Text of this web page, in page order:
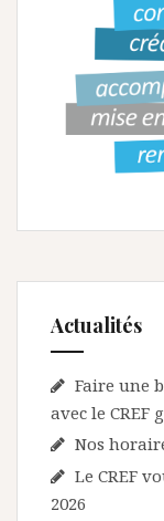
Actualités
Faire une
avec le CREF
Nos
Le CREF
2026